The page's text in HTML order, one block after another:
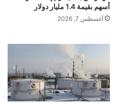
أسهم بقيمة 1.4 مليار دولار
أغسطس 7, 2026